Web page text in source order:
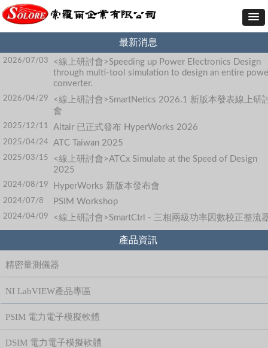
最新消息
2026/07/03
<線上研討會>Speeding up Power Electronics Design
through multi-tool simulation to design an entire
converter.
2026/04/29
<線上研討會>SmartNetics 2026.1 新版本發表線上研
會
2025/12/11 Altair 已正式發布 HyperWorks 2026
2025/04/24 ATC Taiwan 2025
2025/03/15
<線上研討會>ATCx Simulate at the Speed of Design
2025
2024/08/19 HyperWorks 新版本發布會
2024/07/8 PSIM Workshop
2024/04/09 <線上研討會>SmartCtrl - 三相兩級功率因數校正整流
產品資訊
精密量測儀器
NI LabVIEW產品專區
PSIM 電力電子模擬軟體
DSIM 電力電子模擬軟體